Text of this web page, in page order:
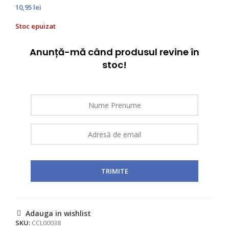
10,95 lei
Stoc epuizat
Anunță-mă când produsul revine în
stoc!
Adauga in wishlist
SKU: CCL00038